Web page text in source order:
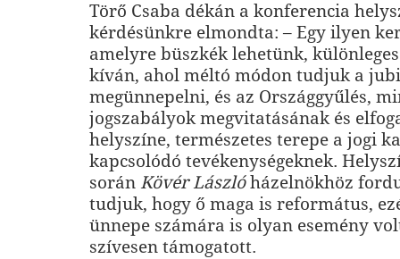
Törő Csaba dékán a konferencia
kérdésünkre elmondta: – Egy ilyen
amelyre büszkék lehetünk,
kíván, ahol méltó módon tudjuk a
megünnepelni, és az Országgyűlés,
jogszabályok megvitatásának és
helyszíne, természetes terepe a jogi
kapcsolódó tevékenységeknek.
során Kövér Lászlóházelnökhöz
tudjuk, hogy ő maga is református,
ünnepe számára is olyan esemény
szívesen támogatott.